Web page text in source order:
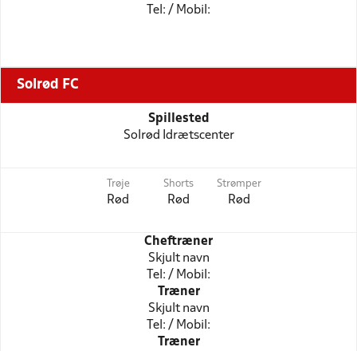
Tel: / Mobil:
Solrød FC
Spillested
Solrød Idrætscenter
Trøje
Rød
Shorts
Rød
Strømper
Rød
Cheftræner
Skjult navn
Tel: / Mobil:
Træner
Skjult navn
Tel: / Mobil:
Træner